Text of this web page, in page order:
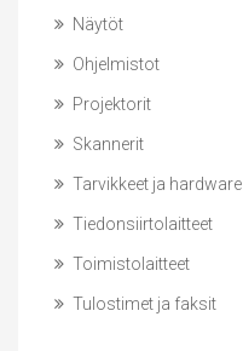
Näytöt
Ohjelmistot
Projektorit
Skannerit
Tarvikkeet ja hardware
Tiedonsiirtolaitteet
Toimistolaitteet
Tulostimet ja faksit